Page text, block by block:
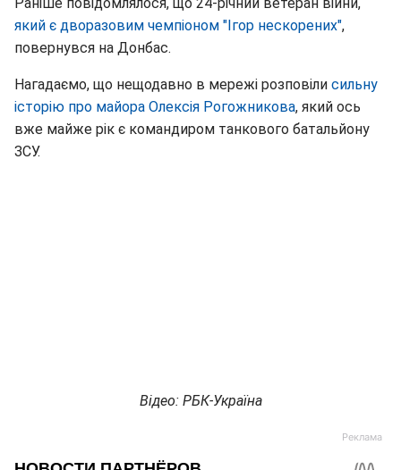
який є дворазовим чемпіоном "Ігор нескорених",
повернувся на Донбас.
Нагадаємо, що нещодавно в мережі розповіли сильну
історію про майора Олексія Рогожникова, який ось
вже майже рік є командиром танкового батальйону
ЗСУ.
Відео: РБК-Україна